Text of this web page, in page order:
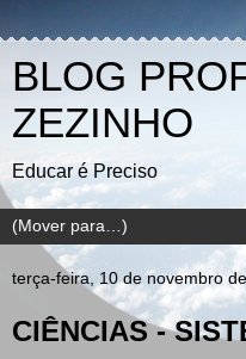
BLOG
ZEZINHO
Educar é Preciso
terça-feira, 10 de novembro
CIÊNCIAS -